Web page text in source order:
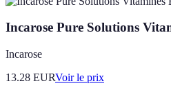
Incarose Pure Solutions
Incarose
13.28 EURVoir le prix